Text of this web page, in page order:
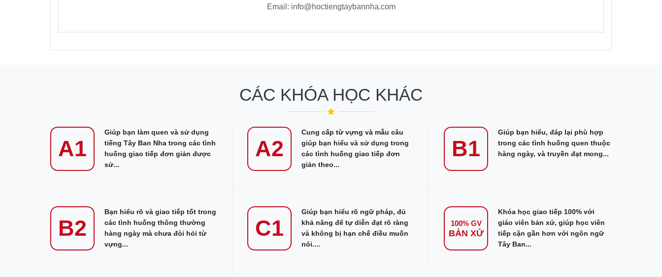
Email: info@hoctiengtaybannha.com
CÁC KHÓA HỌC KHÁC
A1
Giúp bạn làm quen và sử dụng
tiếng Tây Ban Nha trong các tình
huống giao tiếp đơn giản được
sử...
A2
Cung cấp từ vựng và mẫu câu
giúp bạn hiểu và sử dụng trong
các tình huống giao tiếp đơn
giản theo...
B1
Giúp bạn hiểu, đáp lại phù hợp
trong các tình huống quen thuộc
hàng ngày, và truyền đạt mong...
B2
Bạn hiểu rõ và giao tiếp tốt trong
các tình huống thông thường
hàng ngày mà chưa đòi hỏi từ
vựng...
C1
Giúp bạn hiểu rõ ngữ pháp, đủ
khả năng để tự diễn đạt rõ ràng
và không bị hạn chế điều muốn
nói....
100% GV
BẢN XỨ
Khóa học giao tiếp 100% với
giáo viên bản xứ, giúp học viên
tiếp cận gần hơn với ngôn ngữ
Tây Ban...